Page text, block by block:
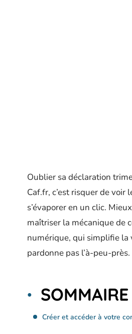
Oublier sa déclaration
Caf.fr, c’est risquer de voir
s’évaporer en un clic.
maîtriser la mécanique de
numérique, qui simplifie la
pardonne pas l’à-peu-près.
SOMMAIRE
Créer et accéder à votre